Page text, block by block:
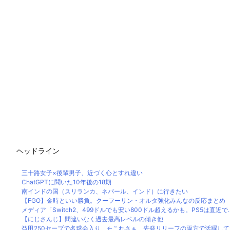
ヘッドライン
三十路女子×後輩男子、近づく心とすれ違い
ChatGPTに聞いた10年後の18期
南インドの国（スリランカ、ネパール、インド）に行きたい
【FGO】金時といい勝負。クーフーリン・オルタ強化みんなの反応まとめ
メディア「Switch2、499ドルでも安い800ドル超えるかも。PS5は直近で
【にじさんじ】間違いなく過去最高レベルの傾き他
益田250セーブで名球会入り ←これさぁ、先発リリーフの両方で活躍して